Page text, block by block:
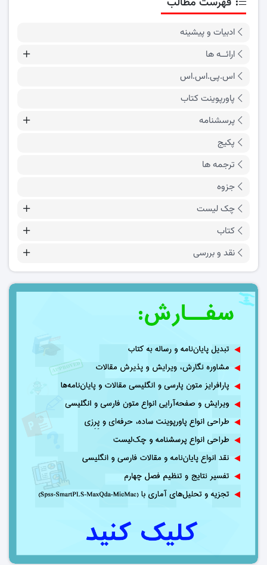
ادبیات و پیشینه
ارائــه ها
اس.پی.اس.اس
پاورپوینت کتاب
پرسشنامه
پکیج
ترجمه ها
جزوه
چک لیست
کتاب
نقد و بررسی